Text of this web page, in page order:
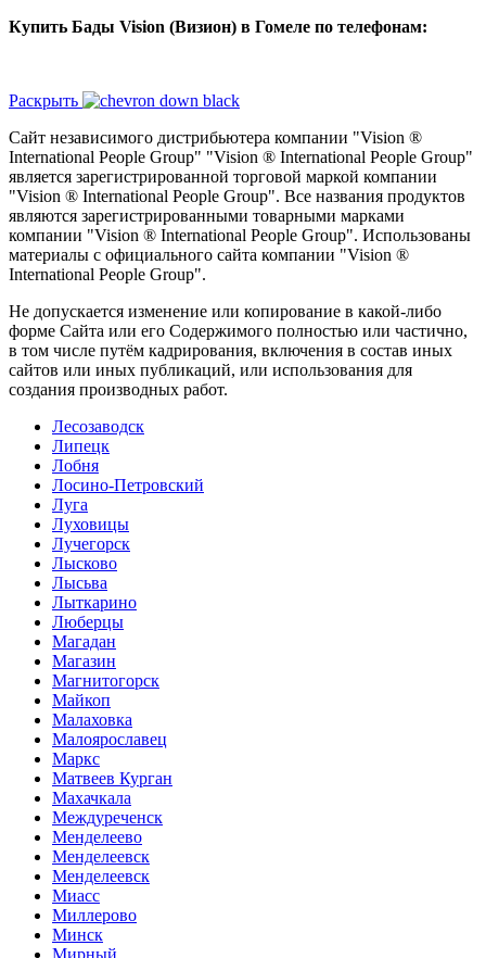
Купить Бады Vision (Визион) в Гомеле по телефонам:
Раскрыть
Сайт независимого дистрибьютера компании "Vision ®
International People Group" "Vision ® International People Group"
является зарегистрированной торговой маркой компании
"Vision ® International People Group". Все названия продуктов
являются зарегистрированными товарными марками
компании "Vision ® International People Group". Использованы
материалы с официального сайта компании "Vision ®
International People Group".
Не допускается изменение или копирование в какой-либо
форме Сайта или его Содержимого полностью или частично,
в том числе путём кадрирования, включения в состав иных
сайтов или иных публикаций, или использования для
создания производных работ.
Лесозаводск
Липецк
Лобня
Лосино-Петровский
Луга
Луховицы
Лучегорск
Лысково
Лысьва
Лыткарино
Люберцы
Магадан
Магазин
Магнитогорск
Майкоп
Малаховка
Малоярославец
Маркс
Матвеев Курган
Махачкала
Междуреченск
Менделеево
Менделеевск
Менделеевск
Миасс
Миллерово
Минск
Мирный